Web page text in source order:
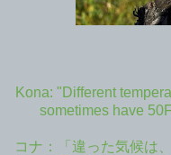
Kona: "Different
sometimes have
コナ：「違った気候は